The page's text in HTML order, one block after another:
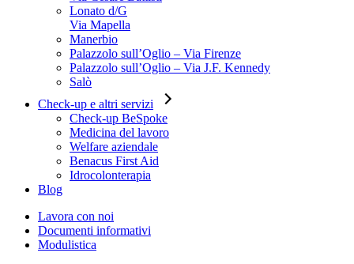
Lonato d/G
Via Mapella
Manerbio
Palazzolo sull’Oglio – Via Firenze
Palazzolo sull’Oglio – Via J.F. Kennedy
Salò
Check-up e altri servizi
Check-up BeSpoke
Medicina del lavoro
Welfare aziendale
Benacus First Aid
Idrocolonterapia
Blog
Lavora con noi
Documenti informativi
Modulistica